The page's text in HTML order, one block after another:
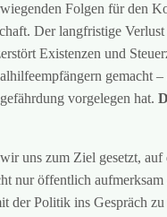
Folgen für den
Der langfristige Verlust
Existenzen und
gemacht
vorgelegen hat.
uns zum Ziel gesetzt, auf
nur öffentlich aufmerksam
der Politik ins Gespräch